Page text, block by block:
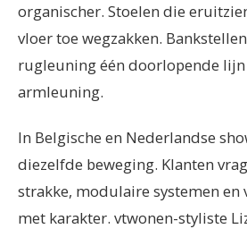
organischer. Stoelen die
vloer toe wegzakken.
rugleuning één doorlopende
armleuning.
In Belgische en Nederlandse
diezelfde beweging. Klanten
strakke, modulaire systemen en
met karakter. vtwonen-styliste